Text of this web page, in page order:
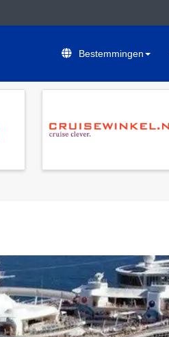
Bestemmingen